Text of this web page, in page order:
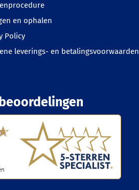
en ophalen
Policy
leverings- en betalingsvoorwaarden